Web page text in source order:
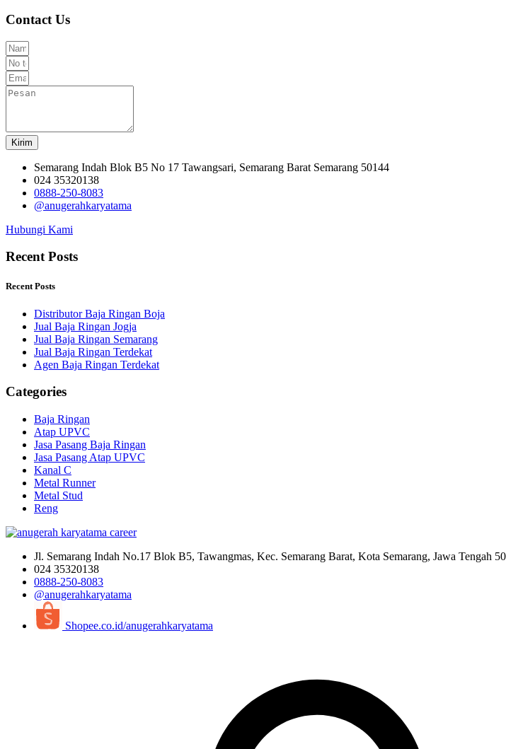
Contact Us
Kirim
Semarang Indah Blok B5 No 17 Tawangsari, Semarang Barat Semarang 50144
024 35320138
0888-250-8083
@anugerahkaryatama
Hubungi Kami
Recent Posts
Recent Posts
Distributor Baja Ringan Boja
Jual Baja Ringan Jogja
Jual Baja Ringan Semarang
Jual Baja Ringan Terdekat
Agen Baja Ringan Terdekat
Categories
Baja Ringan
Atap UPVC
Jasa Pasang Baja Ringan
Jasa Pasang Atap UPVC
Kanal C
Metal Runner
Metal Stud
Reng
Jl. Semarang Indah No.17 Blok B5, Tawangmas, Kec. Semarang Barat, Kota Semarang, Jawa Tengah
024 35320138
0888-250-8083
@anugerahkaryatama
Shopee.co.id/anugerahkaryatama